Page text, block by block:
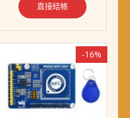
直接結帳
-16%